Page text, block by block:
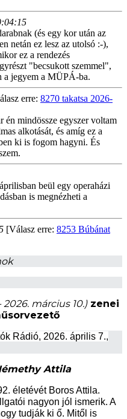
(és egy kor után az
netán ez lesz az utolsó :-),
ez a rendezés
"becsukott szemmel",
a jegyem a MÜPÁ-ba.
erre: 8270 takatsa 2026-
mindössze egyszer voltam
alkotását, és amíg ez a
ki is fogom hagyni. És
beül egy operaházi
is megnézheti a
[Válasz erre: 8253 Búbánat
2026. március 10.) zenei
Rádió, 2026. április 7.,
Attila
életévét Boros Attila.
nagyon jól ismerik. A
tudják ki ő. Mitől is